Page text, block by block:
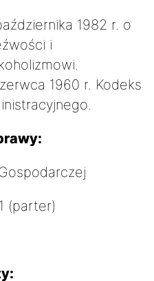
1982 r. o
i
1960 r. Kodeks
(parter)